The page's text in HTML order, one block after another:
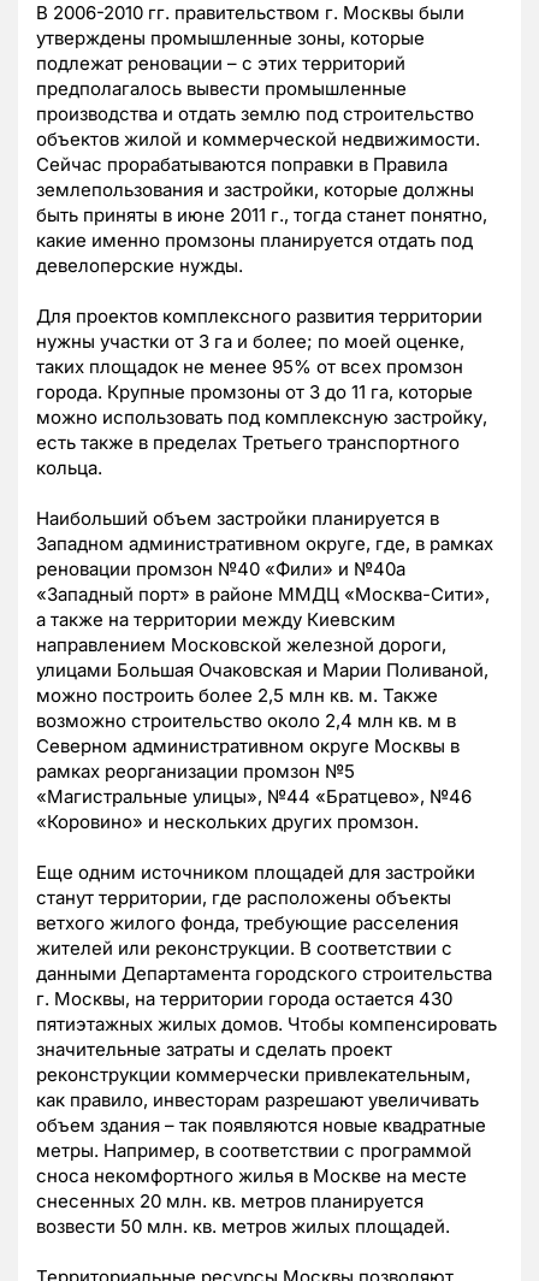
В 2006-2010 гг. правительством г. Москвы были
утверждены промышленные зоны, которые
подлежат реновации – с этих территорий
предполагалось вывести промышленные
производства и отдать землю под строительство
объектов жилой и коммерческой недвижимости.
Сейчас прорабатываются поправки в Правила
землепользования и застройки, которые должны
быть приняты в июне 2011 г., тогда станет понятно,
какие именно промзоны планируется отдать под
девелоперские нужды.
Для проектов комплексного развития территории
нужны участки от 3 га и более; по моей оценке,
таких площадок не менее 95% от всех промзон
города. Крупные промзоны от 3 до 11 га, которые
можно использовать под комплексную застройку,
есть также в пределах Третьего транспортного
кольца.
Наибольший объем застройки планируется в
Западном административном округе, где, в рамках
реновации промзон №40 «Фили» и №40а
«Западный порт» в районе ММДЦ «Москва-Сити»,
а также на территории между Киевским
направлением Московской железной дороги,
улицами Большая Очаковская и Марии Поливаной,
можно построить более 2,5 млн кв. м. Также
возможно строительство около 2,4 млн кв. м в
Северном административном округе Москвы в
рамках реорганизации промзон №5
«Магистральные улицы», №44 «Братцево», №46
«Коровино» и нескольких других промзон.
Еще одним источником площадей для застройки
станут территории, где расположены объекты
ветхого жилого фонда, требующие расселения
жителей или реконструкции. В соответствии с
данными Департамента городского строительства
г. Москвы, на территории города остается 430
пятиэтажных жилых домов. Чтобы компенсировать
значительные затраты и сделать проект
реконструкции коммерчески привлекательным,
как правило, инвесторам разрешают увеличивать
объем здания – так появляются новые квадратные
метры. Например, в соответствии с программой
сноса некомфортного жилья в Москве на месте
снесенных 20 млн. кв. метров планируется
возвести 50 млн. кв. метров жилых площадей.